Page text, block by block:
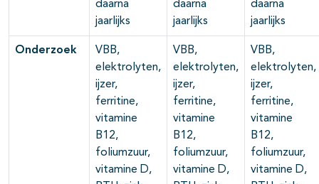
daarna
jaarlijks
daarna
jaarlijks
daarna
jaarlijks
Onderzoek
VBB,
elektrolyten,
ijzer,
ferritine,
vitamine
B12,
foliumzuur,
vitamine D,
VBB,
elektrolyten,
ijzer,
ferritine,
vitamine
B12,
foliumzuur,
vitamine D,
VBB,
elektrolyten,
ijzer,
ferritine,
vitamine
B12,
foliumzuur,
vitamine D,